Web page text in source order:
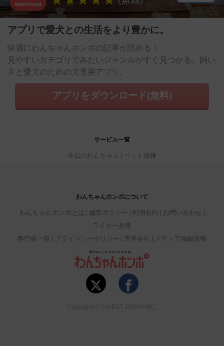
アプリで愛犬との生活をより豊かに。
快適にわんちゃんホンポの記事が読める！
見やすいカテゴリでみたいジャンルがすぐ見つかる。飼い
主と愛犬のための犬専用アプリ。
アプリをダウンロード(無料)
サービス一覧
今日のわんちゃん ペット保険
わんちゃんホンポについて
わんちゃんホンポとは 編集ポリシー 利用規約
お問い合わせ
ライター募集
専門家一覧
プライバシーポリシー 運営会社 メディア掲載情報